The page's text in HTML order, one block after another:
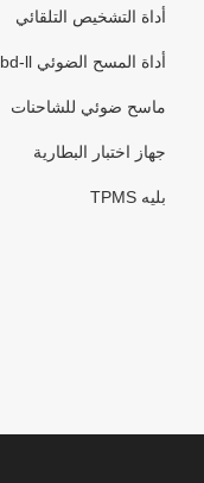
أداة التشخيص التلقائي
أداة المسح الضوئي obd-ll
ماسح ضوئي للشاحنات
جهاز اختبار البطارية
بليه TPMS